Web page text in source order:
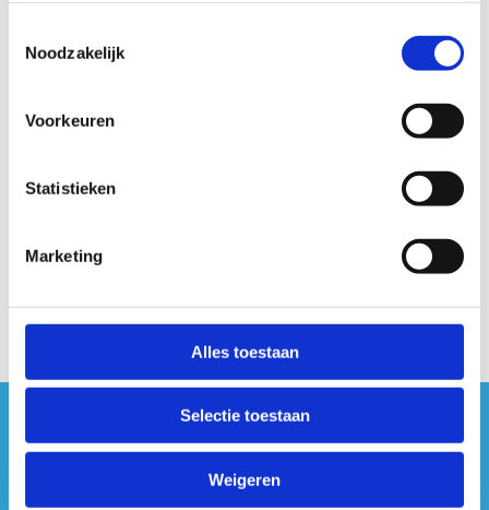
Noodzakelijk
Voorkeuren
Statistieken
Marketing
Alles toestaan
Selectie toestaan
Weigeren
#sportersbelevenmeer
ook op sociale media